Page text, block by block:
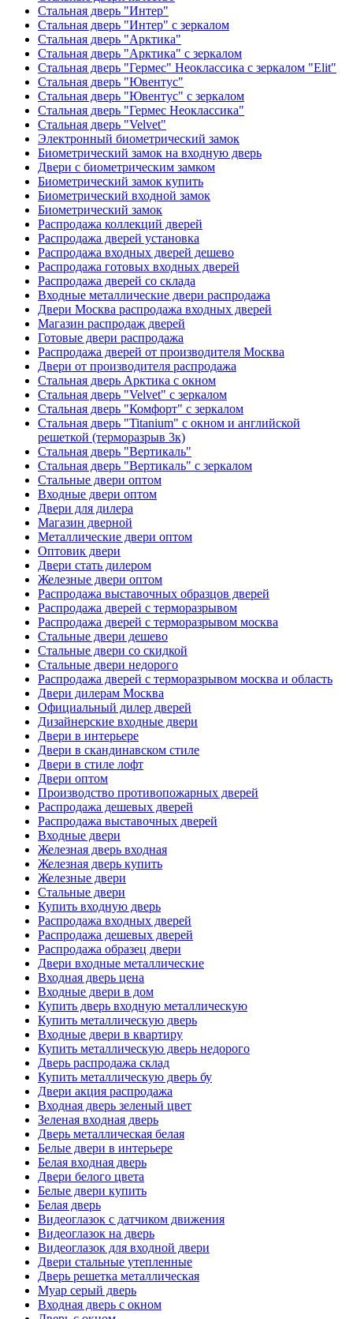
Стальная дверь "Интер"
Стальная дверь "Интер" с зеркалом
Стальная дверь "Арктика"
Стальная дверь "Арктика" с зеркалом
Стальная дверь "Гермес" Неоклассика с зеркалом "Elit"
Стальная дверь "Ювентус"
Стальная дверь "Ювентус" с зеркалом
Стальная дверь "Гермес Неоклассика"
Стальная дверь "Velvet"
Электронный биометрический замок
Биометрический замок на входную дверь
Двери с биометрическим замком
Биометрический замок купить
Биометрический входной замок
Биометрический замок
Распродажа коллекций дверей
Распродажа дверей установка
Распродажа входных дверей дешево
Распродажа готовых входных дверей
Распродажа дверей со склада
Входные металлические двери распродажа
Двери Москва распродажа входных дверей
Магазин распродаж дверей
Готовые двери распродажа
Распродажа дверей от производителя Москва
Двери от производителя распродажа
Стальная дверь Арктика с окном
Стальная дверь "Velvet" с зеркалом
Стальная дверь "Комфорт" с зеркалом
Стальная дверь "Titanium" с окном и английской
решеткой (терморазрыв 3к)
Стальная дверь "Вертикаль"
Стальная дверь "Вертикаль" с зеркалом
Стальные двери оптом
Входные двери оптом
Двери для дилера
Магазин дверной
Металлические двери оптом
Оптовик двери
Двери стать дилером
Железные двери оптом
Распродажа выставочных образцов дверей
Распродажа дверей с терморазрывом
Распродажа дверей с терморазрывом москва
Стальные двери дешево
Стальные двери со скидкой
Стальные двери недорого
Распродажа дверей с терморазрывом москва и область
Двери дилерам Москва
Официальный дилер дверей
Дизайнерские входные двери
Двери в интерьере
Двери в скандинавском стиле
Двери в стиле лофт
Двери оптом
Производство противопожарных дверей
Распродажа дешевых дверей
Распродажа выставочных дверей
Входные двери
Железная дверь входная
Железная дверь купить
Железные двери
Стальные двери
Купить входную дверь
Распродажа входных дверей
Распродажа дешевых дверей
Распродажа образец двери
Двери входные металлические
Входная дверь цена
Входные двери в дом
Купить дверь входную металлическую
Купить металлическую дверь
Входные двери в квартиру
Купить металлическую дверь недорого
Дверь распродажа склад
Купить металлическую дверь бу
Двери акция распродажа
Входная дверь зеленый цвет
Зеленая входная дверь
Дверь металлическая белая
Белые двери в интерьере
Белая входная дверь
Двери белого цвета
Белые двери купить
Белая дверь
Видеоглазок с датчиком движения
Видеоглазок на дверь
Видеоглазок для входной двери
Двери стальные утепленные
Дверь решетка металлическая
Муар серый дверь
Входная дверь с окном